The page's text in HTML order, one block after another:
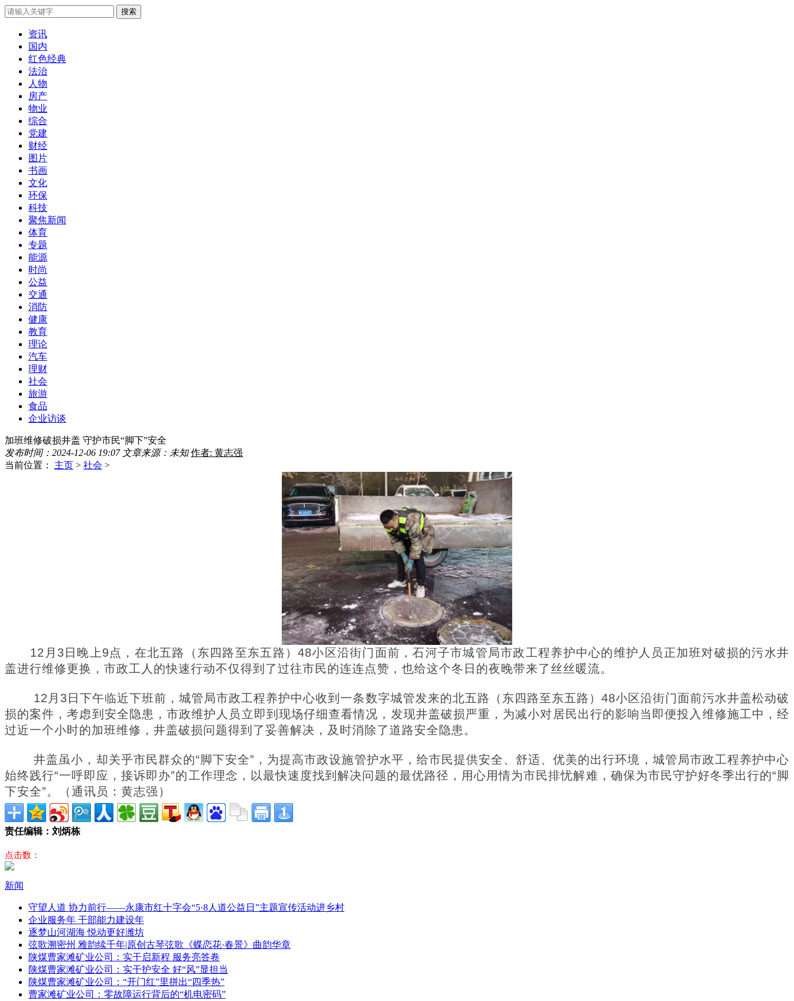
搜索
资讯
国内
红色经典
法治
人物
房产
物业
综合
党建
财经
图片
书画
文化
环保
科技
聚焦新闻
体育
专题
能源
时尚
公益
交通
消防
健康
教育
理论
汽车
理财
社会
旅游
食品
企业访谈
加班维修破损井盖 守护市民“脚下”安全
发布时间：2024-12-06 19:07 文章来源：未知 作者: 黄志强
当前位置： 主页 > 社会 >
12月3日晚上9点，在北五路（东四路至东五路）48小区沿街门面前，石河子市城管局市政工程养护中心的维护人员正加班对破损的污水井
盖进行维修更换，市政工人的快速行动不仅得到了过往市民的连连点赞，也给这个冬日的夜晚带来了丝丝暖流。
12月3日下午临近下班前，城管局市政工程养护中心收到一条数字城管发来的北五路（东四路至东五路）48小区沿街门面前污水井盖松动破
损的案件，考虑到安全隐患，市政维护人员立即到现场仔细查看情况，发现井盖破损严重，为减小对居民出行的影响当即便投入维修施工中，经
过近一个小时的加班维修，井盖破损问题得到了妥善解决，及时消除了道路安全隐患。
井盖虽小，却关乎市民群众的“脚下安全”，为提高市政设施管护水平，给市民提供安全、舒适、优美的出行环境，城管局市政工程养护中心
始终践行“一呼即应，接诉即办”的工作理念，以最快速度找到解决问题的最优路径，用心用情为市民排忧解难，确保为市民守护好冬季出行的“脚
下安全”。（通讯员：黄志强）
责任编辑：刘炳栋
点击数：
新闻
守望人道 协力前行——永康市红十字会“5·8人道公益日”主题宣传活动进乡村
企业服务年 干部能力建设年
逐梦山河湖海 悦动更好潍坊
弦歌溯密州 雅韵续千年|原创古琴弦歌《蝶恋花·春景》曲韵华章
陕煤曹家滩矿业公司：实干启新程 服务亮答卷
陕煤曹家滩矿业公司：实干护安全 好“风”显担当
陕煤曹家滩矿业公司：“开门红”里拼出“四季热”
曹家滩矿业公司：零故障运行背后的“机电密码”